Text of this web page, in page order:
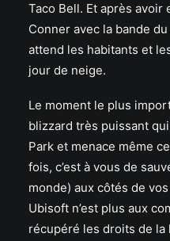
Taco Bell. Et après avoir
Conner avec la bande
attend les habitants et
jour de neige.
Le moment le plus
blizzard très puissant
Park et menace même
fois, c’est à vous de
monde) aux côtés de
Ubisoft n’est plus aux
récupéré les droits de